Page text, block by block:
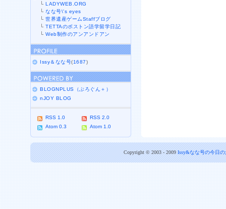
└LADYWEB.ORG
└なな号\'s eyes
└世界遺産ゲームStaffブログ
└TETTAのボストン語学留学日記
└Web制作のアンアンドアン
Issy＆なな号(1687)
BLOGNPLUS（ぶろぐん＋）
nJOY BLOG
RSS 1.0
RSS 2.0
Atom 0.3
Atom 1.0
Copyright © 2003 - 2009 Issy&なな号の今日